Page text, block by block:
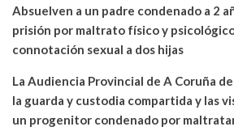
Absuelven a un padre condenado a 2
prisión por maltrato físico y
connotación sexual a dos hijas
La Audiencia Provincial de A Coruña
la guarda y custodia compartida y las
un progenitor condenado por